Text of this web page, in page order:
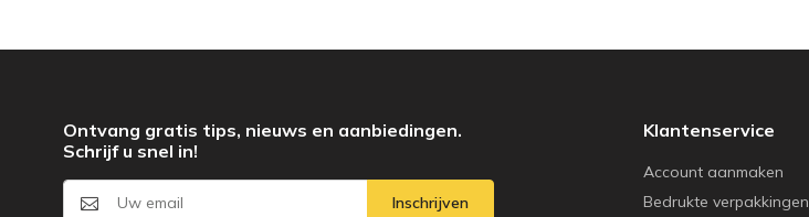
Klantenservice
Account aanmaken
Bedrukte verpakkingen
Ontvang gratis tips, nieuws en aanbiedingen.
Schrijf u snel in!
Inschrijven